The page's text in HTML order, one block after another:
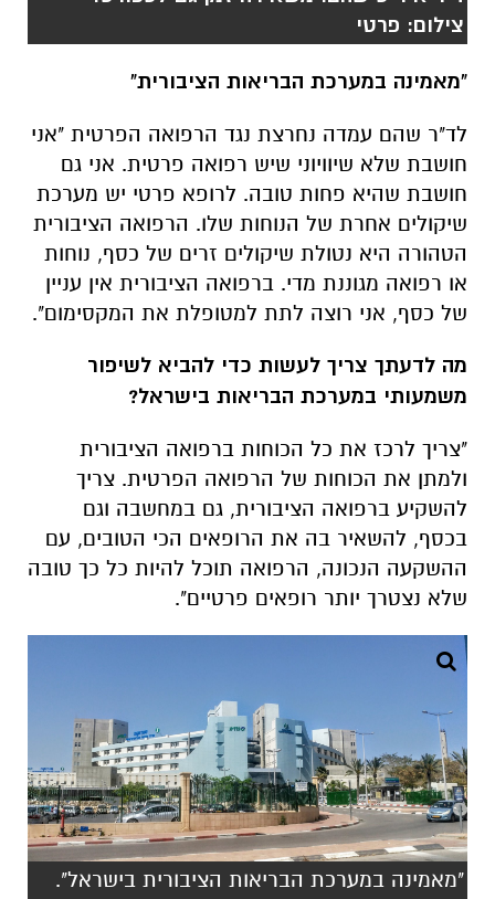
לד"ר שהם עמדה נחרצת נגד הרפואה הפרטית "אני
חושבת שהיא פחות טובה. לרופא פרטי יש מערכת
הטהורה היא נטולת שיקולים זרים של כסף, נוחות
או רפואה מגוננת מדי. ברפואה הציבורית אין עניין
של כסף, אני רוצה לתת למטופלת את המקסימום".
מה לדעתך צריך לעשות כדי להביא לשיפור
משמעותי במערכת הבריאות בישראל?
ולמתן את הכוחות של הרפואה הפרטית. צריך
להשקיע ברפואה הציבורית, גם במחשבה וגם
ההשקעה הנכונה, הרפואה תוכל להיות כל כך טובה
שלא נצטרך יותר רופאים פרטיים".
"מאמינה במערכת הבריאות הציבורית בישראל".
בית החולים סורוקה. צילום: שרון טל
הריאיון עם ד"ר איריס שהם שודר ב-25.5.18
בתוכנית "המשפיעים בדרום" ברדיו דרום, אותה